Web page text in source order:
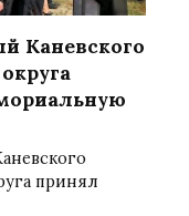
Каневского
принял